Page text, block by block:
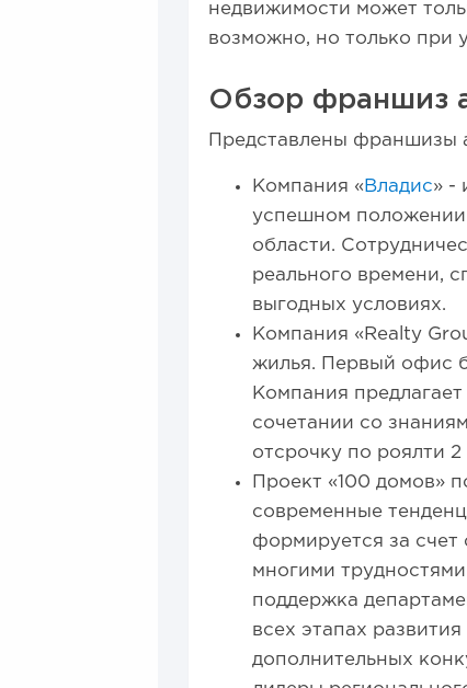
недвижимости может
возможно, но только при
Обзор франшиз
Представлены франшизы
Компания « Владис» -
успешном положении
области.
реального времени,
выгодных условиях.
Компания «Realty
жилья. Первый офис
Компания
сочетании со
отсрочку по роялти
Проект «100 домов»
современные
формируется за счет
многими
поддержка
всех этапах
дополнительных